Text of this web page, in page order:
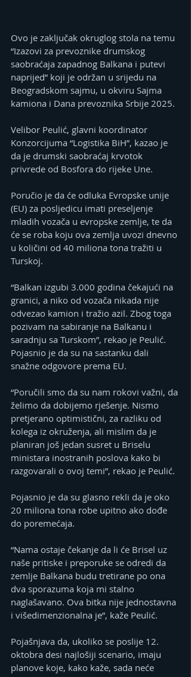
Ovo je zaključak okruglog stola na temu
“Izazovi za prevoznike drumskog
saobraćaja zapadnog Balkana i putevi
naprijed” koji je održan u srijedu na
Beogradskom sajmu, u okviru Sajma
kamiona i Dana prevoznika Srbije 2025.
Velibor Peulić, glavni koordinator
Konzorcijuma “Logistika BiH”, kazao je
da je drumski saobraćaj krvotok
privrede od Bosfora do rijeke Une.
Poručio je da će odluka Evropske unije
(EU) za posljedicu imati preseljenje
mladih vozača u evropske zemlje, te da
će se roba koju ova zemlja uvozi dnevno
u količini od 40 miliona tona tražiti u
Turskoj.
“Balkan izgubi 3.000 godina čekajući na
granici, a niko od vozača nikada nije
odvezao kamion i tražio azil. Zbog toga
pozivam na sabiranje na Balkanu i
saradnju sa Turskom”, rekao je Peulić.
Pojasnio je da su na sastanku dali
snažne odgovore prema EU.
“Poručili smo da su nam rokovi važni, da
želimo da dobijemo rješenje. Nismo
pretjerano optimistični, za razliku od
kolega iz okruženja, ali mislim da je
planiran još jedan susret u Briselu
ministara inostranih poslova kako bi
razgovarali o ovoj temi”, rekao je Peulić.
Pojasnio je da su glasno rekli da je oko
20 miliona tona robe upitno ako dođe
do poremećaja.
“Nama ostaje čekanje da li će Brisel uz
naše pritiske i preporuke se odredi da
zemlje Balkana budu tretirane po ona
dva sporazuma koja mi stalno
naglašavano. Ova bitka nije jednostavna
i višedimenzionalna je”, kaže Peulić.
Pojašnjava da, ukoliko se poslije 12.
oktobra desi najlošiji scenario, imaju
planove koje, kako kaže, sada neće